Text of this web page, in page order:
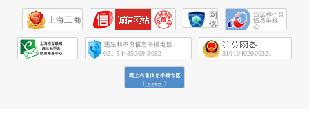
上海工商
网
络
会
征
021-54485309-8082 31010402000321